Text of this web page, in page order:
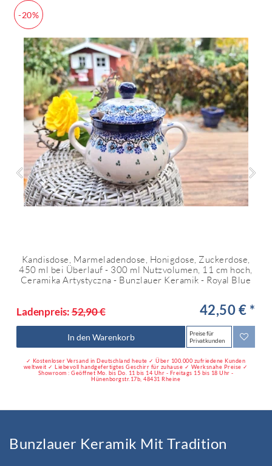
-20%
Kandisdose, Marmeladendose, Honigdose, Zuckerdose,
450 ml bei Überlauf - 300 ml Nutzvolumen, 11 cm hoch,
Ceramika Artystyczna - Bunzlauer Keramik - Royal Blue
Ladenpreis:52,90 € 42,50 € *
In den Warenkorb
Preise für
Privatkunden
✓ Kostenloser Versand in Deutschland heute ✓ Über 100.000 zufriedene Kunden
weltweit ✓ Liebevoll handgefertigtes Geschirr für zuhause ✓ Werksnahe Preise ✓
Showroom : Geöffnet Mo. bis Do. 11 bis 14 Uhr - Freitags 15 bis 18 Uhr -
Hünenborgstr.17b, 48431 Rheine
Bunzlauer Keramik Mit Tradition